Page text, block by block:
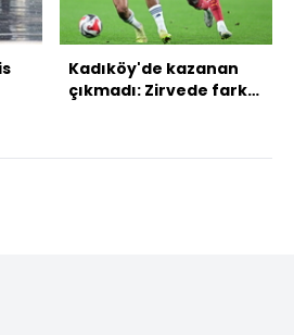
Kadıköy'de kazanan
çıkmadı: Zirvede fark